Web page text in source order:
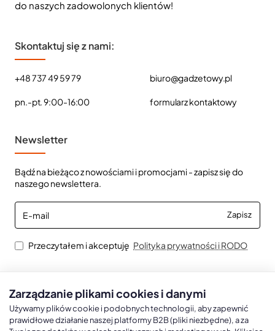
do naszych zadowolonych klientów!
Skontaktuj się z nami:
+48 737 49 59 79
pn.-pt. 9:00-16:00
biuro@gadzetowy.pl
formularz kontaktowy
Newsletter
Bądź na bieżąco z nowościami i promocjami - zapisz się do
naszego newslettera.
E-
mail
Zapisz
Przeczytałem i akceptuję Polityka prywatności i RODO
Kalendarze Ścienne
Zarządzanie plikami cookies i danymi
Używamy plików cookie i podobnych technologii, aby zapewnić
prawidłowe działanie naszej platformy B2B (pliki niezbędne), a za